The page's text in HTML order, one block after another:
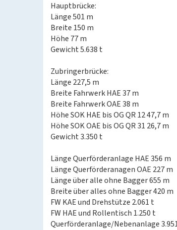
Hauptbrücke:
Länge 501 m
Breite 150 m
Höhe 77 m
Gewicht 5.638 t
Zubringerbrücke:
Länge 227,5 m
Breite Fahrwerk HAE 37 m
Breite Fahrwerk OAE 38 m
Höhe SOK HAE bis OG QR 12 47,7 m
Höhe SOK OAE bis OG QR 31 26,7 m
Gewicht 3.350 t
Länge Querförderanlage HAE 356 m
Länge Querförderanagen OAE 227 m
Länge über alle ohne Bagger 655 m
Breite über alles ohne Bagger 420 m
FW KAE und Drehstütze 2.061 t
FW HAE und Rollentisch 1.250 t
Querförderanlage/Nebenanlage